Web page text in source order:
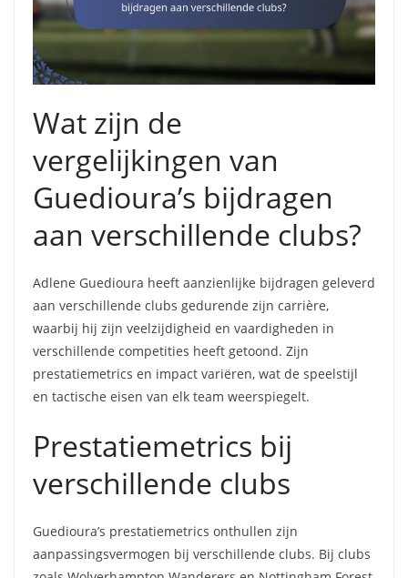
Wat zijn de
vergelijkingen van
Guedioura’s bijdragen
aan verschillende clubs?
Adlene Guedioura heeft aanzienlijke bijdragen geleverd
aan verschillende clubs gedurende zijn carrière,
waarbij hij zijn veelzijdigheid en vaardigheden in
verschillende competities heeft getoond. Zijn
prestatiemetrics en impact variëren, wat de speelstijl
en tactische eisen van elk team weerspiegelt.
Prestatiemetrics bij
verschillende clubs
Guedioura’s prestatiemetrics onthullen zijn
aanpassingsvermogen bij verschillende clubs. Bij clubs